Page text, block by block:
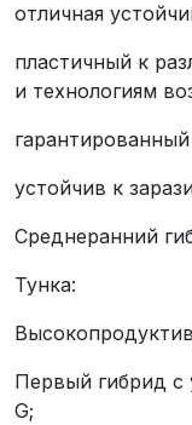
отличная
пластичный к
и технологиям
устойчив к
Среднеранний
Тунка:
Первый гибрид с
G;